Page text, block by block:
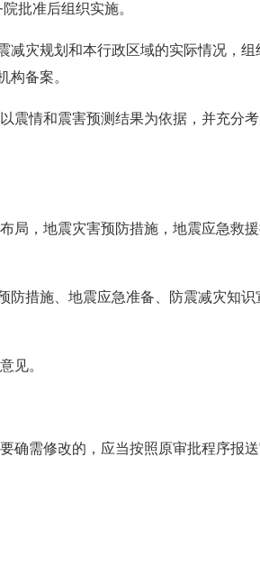
批准后组织实施。
灾规划和本行政区域的实际情况，
构备案。
震情和震害预测结果为依据，并充分
局，地震灾害预防措施，地震应急救
措施、地震应急准备、防震减灾知
见。
确需修改的，应当按照原审批程序报送